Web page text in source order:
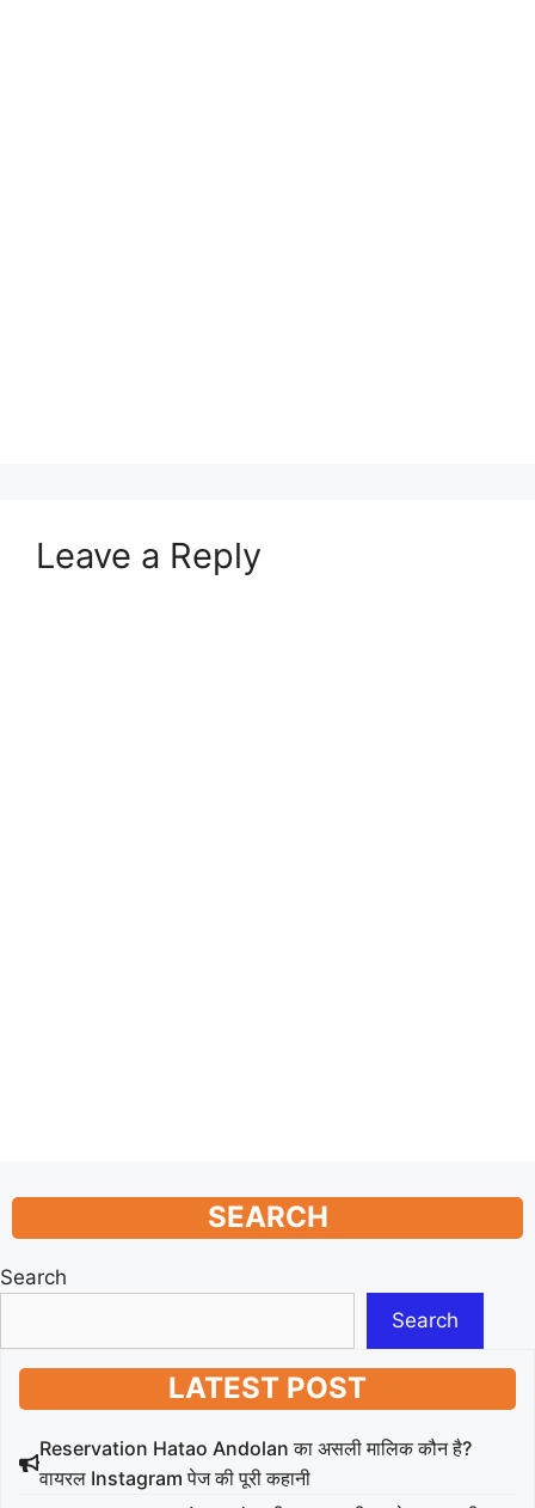
Leave a Reply
SEARCH
Search
Search
LATEST POST
Reservation Hatao Andolan का असली मालिक कौन है?
वायरल Instagram पेज की पूरी कहानी